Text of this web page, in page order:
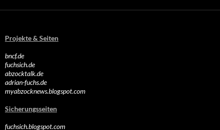
Projekte & Seiten
bncf.de
fuchsich.de
abzocktalk.de
adrian-fuchs.de
myabzocknews.blogspot.com
Sicherungsseiten
fuchsich.blogspot.com